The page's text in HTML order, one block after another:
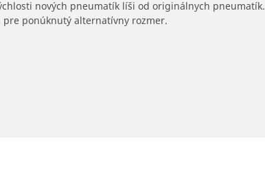
nových pneumatík líši od originálnych pneumatík.
ponúknutý alternatívny rozmer.